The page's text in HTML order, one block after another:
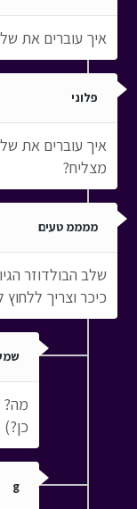
איך עוברים את
פלוני
מצליח?
ממממ טעים
שלב הבולדוזר
כיכר וצריך
מה?
g